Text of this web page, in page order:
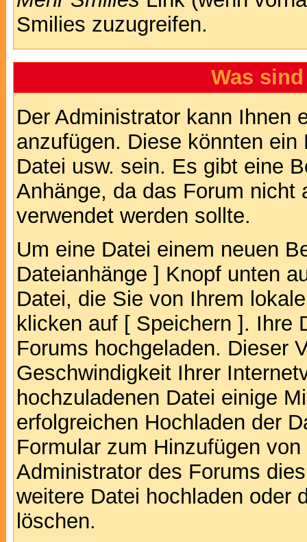
Smilies zuzugreifen.
Was
Der Administrator kann Ihnen
anzufügen. Diese könnten
Datei usw. sein. Es gibt eine
Anhänge, da das Forum nicht
verwendet werden sollte.
Um eine Datei einem neuen
Dateianhänge ] Knopf unten
Datei, die Sie von Ihrem
klicken auf [ Speichern ]. Ihre
Forums hochgeladen. Dieser
Geschwindigkeit Ihrer
hochzuladenen Datei einige
erfolgreichen Hochladen der
Formular zum Hinzufügen
Administrator des Forums
weitere Datei hochladen oder
löschen.